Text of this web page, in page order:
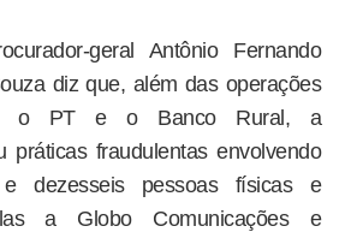
geral Antônio Fernando
diz que, além das operações
o PT e o Banco Rural, a
práticas fraudulentas envolvendo
dezesseis pessoas físicas e
a Globo Comunicações e